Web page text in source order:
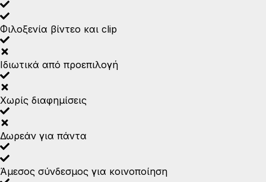
Φιλοξενία βίντεο και clip
Ιδιωτικά από προεπιλογή
Χωρίς διαφημίσεις
Δωρεάν για πάντα
Άμεσος σύνδεσμος για κοινοποίηση